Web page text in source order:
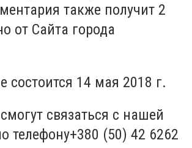
также получит 2
от Сайта города
состоится 14 мая 2018 г.
связаться с нашей
телефону+380 (50) 42 6262